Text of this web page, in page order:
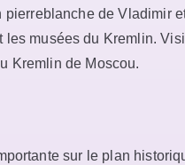
de Vladimir
musées du Kremlin.
Kremlin de Moscou.
sur le plan